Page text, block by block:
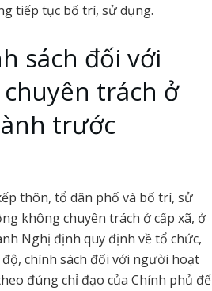
tiếp tục bố trí, sử dụng.
sách đối với
trách ở
trước
thôn, tổ dân phố và bố trí, sử
không chuyên trách ở cấp xã, ở
Nghị định quy định về tổ chức,
chính sách đối với người hoạt
đúng chỉ đạo của Chính phủ để